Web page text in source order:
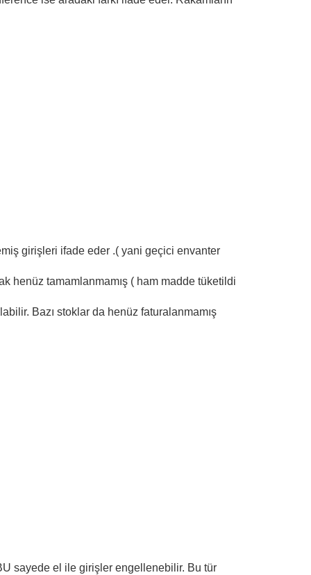
girişleri ifade eder .( yani geçici envanter
henüz tamamlanmamış ( ham madde tüketildi
Bazı stoklar da henüz faturalanmamış
sayede el ile girişler engellenebilir. Bu tür